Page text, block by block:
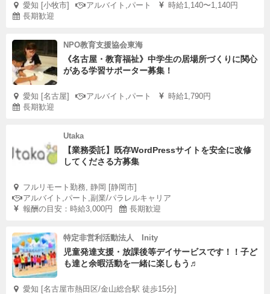
愛知 [小牧市] アルバイト,パート
時給1,140〜1,140円
長期歓迎
NPO教育支援協会東海
《名古屋・教育福祉》中学生の居場所づくりに関心
がある学習サポーター募集！
愛知 [名古屋] アルバイト,パート
時給1,790円
長期歓迎
Utaka
【業務委託】既存WordPressサイトを安全に改修
してくださる方募集
フルリモート勤務, 静岡 [静岡市]
アルバイト,パート,副業/パラレルキャリア
報酬の目安：時給3,000円
長期歓迎
特定非営利活動法人 Inity
児童発達支援・放課後等デイサービスです！！子ど
も達と余暇活動を一緒に楽しもう♬
愛知 [名古屋市熱田区/金山総合駅 徒歩15分]